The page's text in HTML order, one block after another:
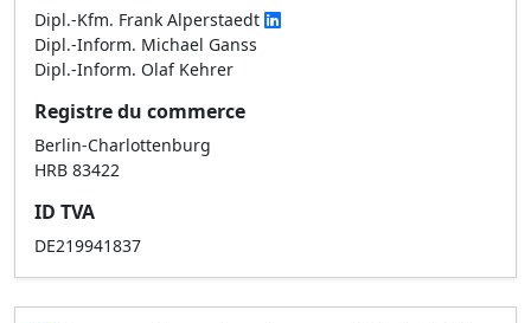
Dipl.-Kfm. Frank Alperstaedt
Dipl.-Inform. Michael Ganss
Dipl.-Inform. Olaf Kehrer
Registre du commerce
Berlin-Charlottenburg
HRB 83422
ID TVA
DE219941837